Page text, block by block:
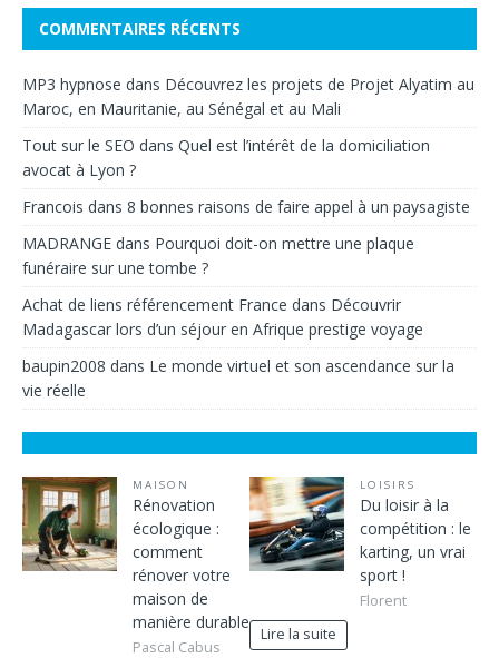
COMMENTAIRES RÉCENTS
MP3 hypnose dans Découvrez les projets de Projet Alyatim au
Maroc, en Mauritanie, au Sénégal et au Mali
Tout sur le SEO dans Quel est l’intérêt de la domiciliation
avocat à Lyon ?
Francois dans 8 bonnes raisons de faire appel à un paysagiste
MADRANGE dans Pourquoi doit-on mettre une plaque
funéraire sur une tombe ?
Achat de liens référencement France dans Découvrir
Madagascar lors d’un séjour en Afrique prestige voyage
baupin2008 dans Le monde virtuel et son ascendance sur la
vie réelle
MAISON
Rénovation
écologique :
comment
rénover votre
maison de
manière durable
Pascal Cabus
LOISIRS
Du loisir à la
compétition : le
karting, un vrai
sport !
Florent
Lire la suite